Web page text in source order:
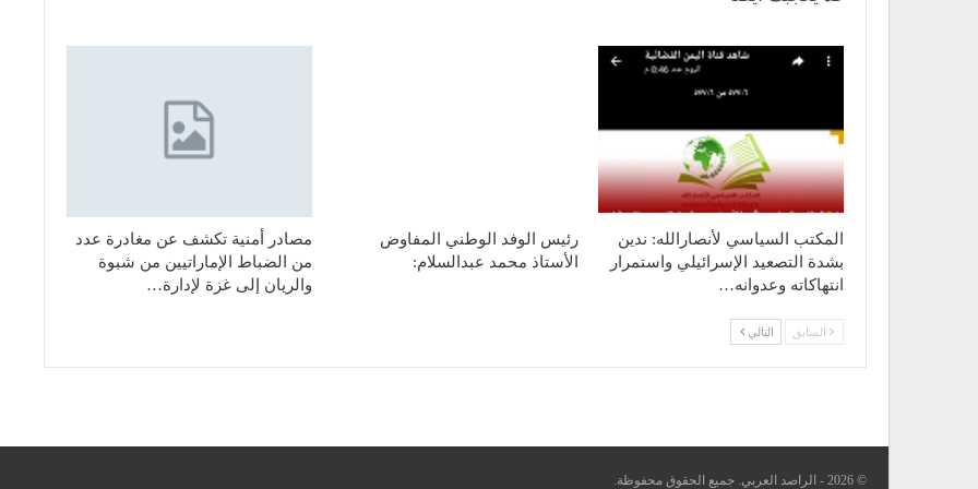
المكتب السياسي لأنصارالله: ندين
بشدة التصعيد الإسرائيلي واستمرار
انتهاكاته وعدوانه…
رئيس الوفد الوطني المفاوض
الأستاذ محمد عبدالسلام:
مصادر أمنية تكشف عن مغادرة عدد
من الضباط الإماراتيين من شبوة
والريان إلى غزة لإدارة…
السابق التالي
© 2026 - الراصد العربي. جميع الحقوق محفوظة.